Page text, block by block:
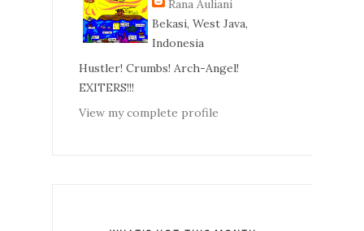
Rana Auliani
Bekasi, West Java,
Indonesia
Hustler! Crumbs! Arch-Angel!
EXITERS!!!
View my complete profile